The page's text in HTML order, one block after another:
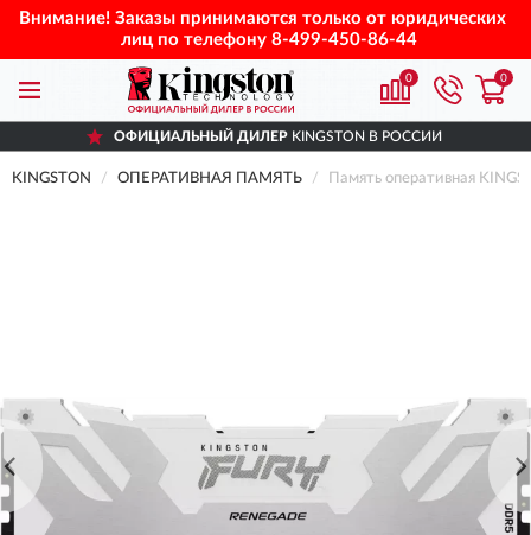
Внимание! Заказы принимаются только от юридических
лиц по телефону 8-499-450-86-44
0 0
ОФИЦИАЛЬНЫЙ ДИЛЕР KINGSTON В РОССИИ
KINGSTON ОПЕРАТИВНАЯ ПАМЯТЬ Память оперативная